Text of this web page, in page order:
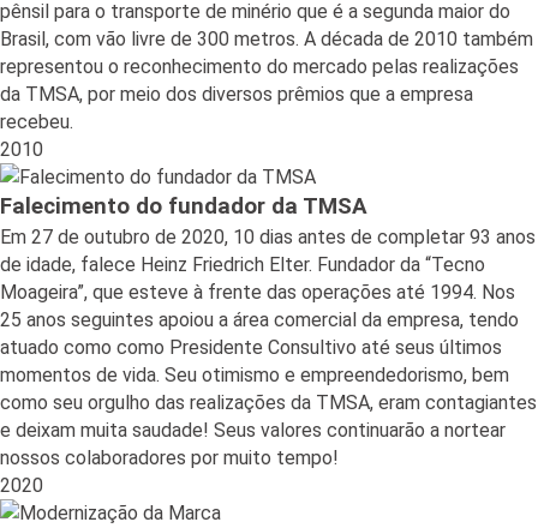
pênsil para o transporte de minério que é a segunda maior do
Brasil, com vão livre de 300 metros. A década de 2010 também
representou o reconhecimento do mercado pelas realizações
da TMSA, por meio dos diversos prêmios que a empresa
recebeu.
2010
Falecimento do fundador da TMSA
Em 27 de outubro de 2020, 10 dias antes de completar 93 anos
de idade, falece Heinz Friedrich Elter. Fundador da “Tecno
Moageira”, que esteve à frente das operações até 1994. Nos
25 anos seguintes apoiou a área comercial da empresa, tendo
atuado como como Presidente Consultivo até seus últimos
momentos de vida. Seu otimismo e empreendedorismo, bem
como seu orgulho das realizações da TMSA, eram contagiantes
e deixam muita saudade! Seus valores continuarão a nortear
nossos colaboradores por muito tempo!
2020